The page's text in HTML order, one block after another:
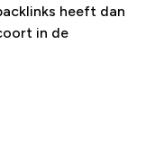
heeft dan
in de